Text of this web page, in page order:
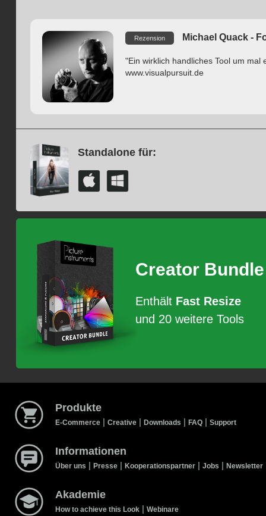
Rezension Michael Quack -
"Ein wirklich handliches Tool um
www.visualpursuit.de
Standalone für:
Creator Bundle
Enthält Fast Resize
und 20 weitere Tools
Produkte
E-Commerce | Creative | Downloads | FAQ | Support
Informationen
Über uns | Presse | Kooperationspartner | Jobs | Newsletter
Akademie
How to achieve this Look | Webinare